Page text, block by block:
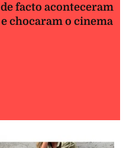
de facto aconteceram
e chocaram o cinema